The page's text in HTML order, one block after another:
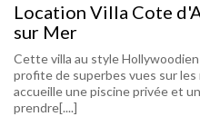
Location Villa Cote
sur Mer
Cette villa au style
profite de superbes vues sur
accueille une piscine privée et
prendre[....]